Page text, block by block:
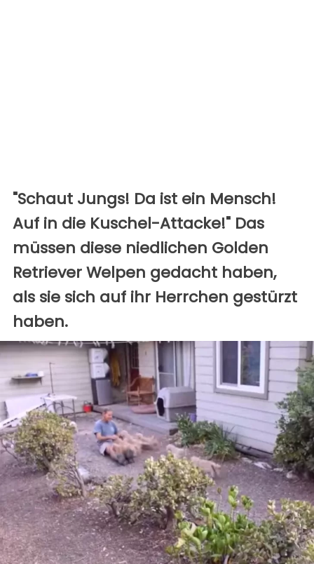
"Schaut Jungs! Da ist ein Mensch!
Auf in die Kuschel-Attacke!" Das
müssen diese niedlichen Golden
Retriever Welpen gedacht haben,
als sie sich auf ihr Herrchen gestürzt
haben.